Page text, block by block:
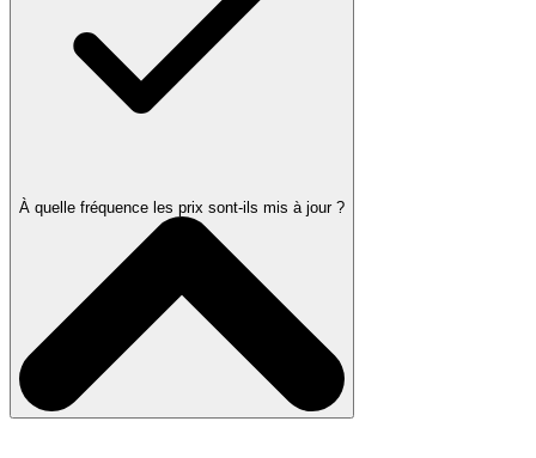
À quelle fréquence les prix sont-ils mis à jour ?